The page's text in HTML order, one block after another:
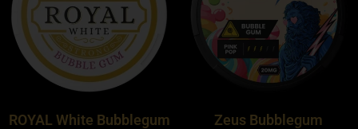
ROYAL White Bubblegum
Zeus Bubblegum